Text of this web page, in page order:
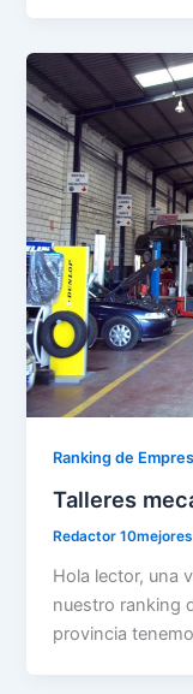
Ranking de
Talleres
Redactor
Hola lector, una
nuestro ranking
provincia